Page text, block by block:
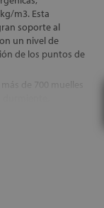
m3. Esta
soporte al
un nivel de
de los puntos de
de 700 muelles
la cama